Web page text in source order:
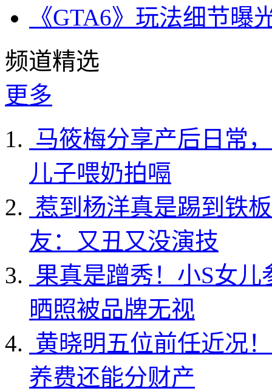
《GTA6》玩法细节
频道精选
更多
马筱梅分享产后日常
儿子喂奶拍嗝
惹到杨洋真是踢到铁
友：又丑又没演技
果真是蹭秀！小S女
晒照被品牌无视
黄晓明五位前任近况
养费还能分财产